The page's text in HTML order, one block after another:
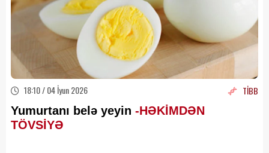
18:10 / 04 İyun 2026 TİBB
Yumurtanı belə yeyin -HƏKİMDƏN
TÖVSİYƏ